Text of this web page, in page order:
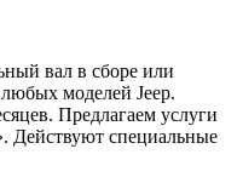
вал в сборе или
любых моделей Jeep.
Предлагаем услуги
Действуют специальные